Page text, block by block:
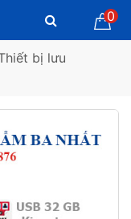
0
bị lưu